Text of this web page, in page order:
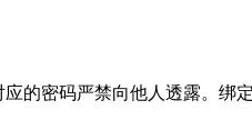
的密码严禁向他人透露。绑